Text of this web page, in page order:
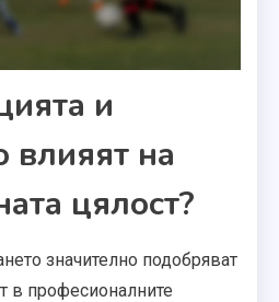
и
влияят на
цялост?
значително подобряват
в професионалните